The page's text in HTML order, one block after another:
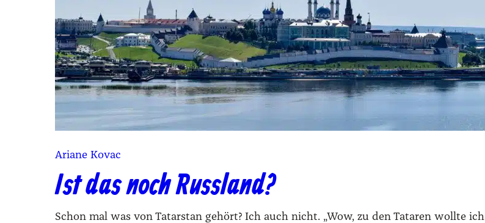
Ariane Kovac
Ist das noch Russland?
Schon mal was von Tatarstan gehört? Ich auch nicht. „Wow, zu den Tataren wollte ich